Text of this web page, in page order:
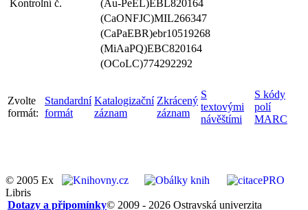
Kontrolní č.
(Au-PeEL)EBL820164
(CaONFJC)MIL266347
(CaPaEBR)ebr10519268
(MiAaPQ)EBC820164
(OCoLC)774292292
Zvolte
formát:
Standardní
formát
Katalogizační
záznam
Zkrácený
záznam
S
textovými
návěštími
S kódy
polí
MARC
© 2005 Ex
Libris
© 2009 - 2026 Ostravská univerzita
Dotazy a připomínky